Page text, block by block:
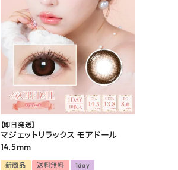
【即日発送】
マジェットリラックス モアドール
14.5mm
新商品 送料無料
1day